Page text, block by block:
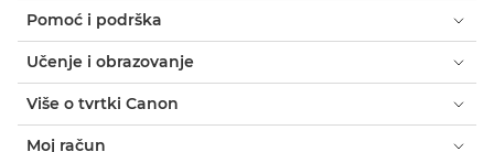
Pomoć i podrška
Učenje i obrazovanje
Više o tvrtki Canon
Moj račun